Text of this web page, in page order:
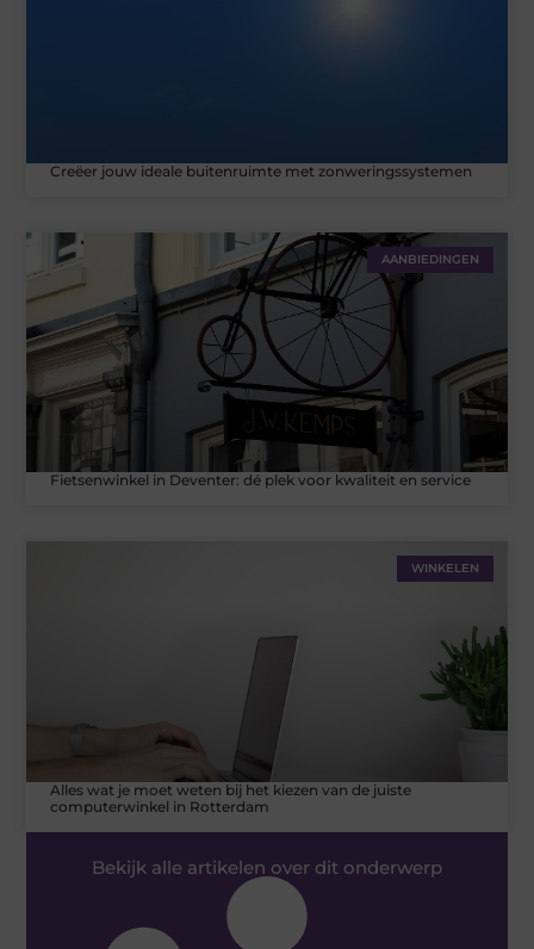
Creëer jouw ideale buitenruimte met zonweringssystemen
AANBIEDINGEN
Fietsenwinkel in Deventer: dé plek voor kwaliteit en service
WINKELEN
Alles wat je moet weten bij het kiezen van de juiste
computerwinkel in Rotterdam
Bekijk alle artikelen over dit onderwerp